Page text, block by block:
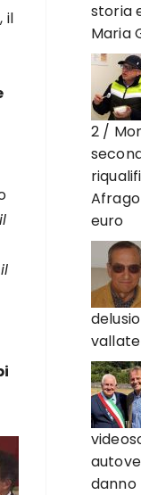
il
storia
Maria
2 /
euro
danno